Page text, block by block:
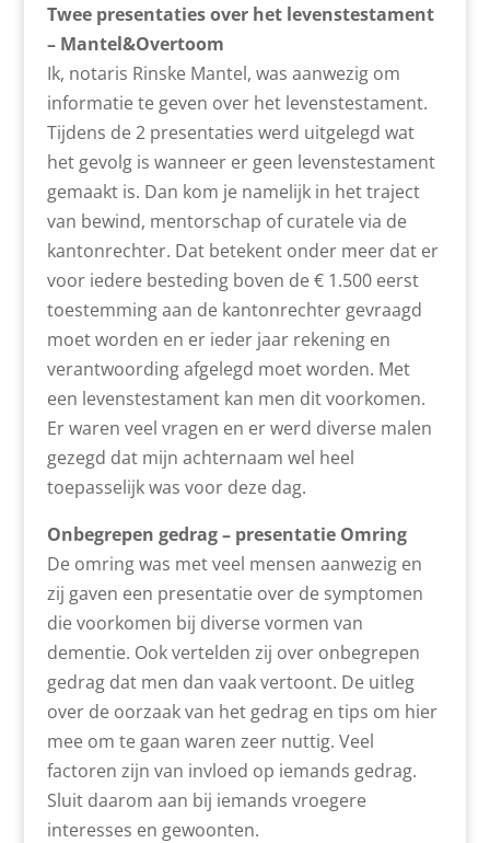
Twee presentaties over het levenstestament
– Mantel&Overtoom
Ik, notaris Rinske Mantel, was aanwezig om
informatie te geven over het levenstestament.
Tijdens de 2 presentaties werd uitgelegd wat
het gevolg is wanneer er geen levenstestament
gemaakt is. Dan kom je namelijk in het traject
van bewind, mentorschap of curatele via de
kantonrechter. Dat betekent onder meer dat er
voor iedere besteding boven de € 1.500 eerst
toestemming aan de kantonrechter gevraagd
moet worden en er ieder jaar rekening en
verantwoording afgelegd moet worden. Met
een levenstestament kan men dit voorkomen.
Er waren veel vragen en er werd diverse malen
gezegd dat mijn achternaam wel heel
toepasselijk was voor deze dag.
Onbegrepen gedrag – presentatie Omring
De omring was met veel mensen aanwezig en
zij gaven een presentatie over de symptomen
die voorkomen bij diverse vormen van
dementie. Ook vertelden zij over onbegrepen
gedrag dat men dan vaak vertoont. De uitleg
over de oorzaak van het gedrag en tips om hier
mee om te gaan waren zeer nuttig. Veel
factoren zijn van invloed op iemands gedrag.
Sluit daarom aan bij iemands vroegere
interesses en gewoonten.